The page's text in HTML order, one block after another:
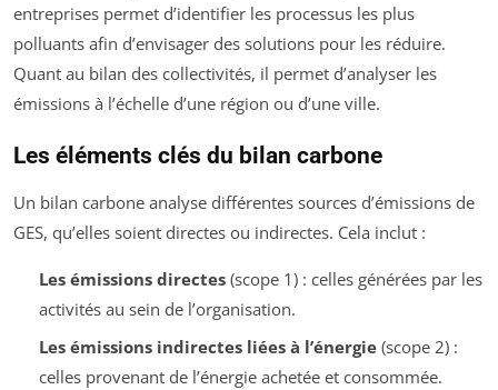
entreprises permet d’identifier les processus les plus
polluants afin d’envisager des solutions pour les réduire.
Quant au bilan des collectivités, il permet d’analyser les
émissions à l’échelle d’une région ou d’une ville.
Les éléments clés du bilan carbone
Un bilan carbone analyse différentes sources d’émissions de
GES, qu’elles soient directes ou indirectes. Cela inclut :
Les émissions directes(scope 1) : celles générées par les
activités au sein de l’organisation.
Les émissions indirectes liées à l’énergie(scope 2) :
celles provenant de l’énergie achetée et consommée.